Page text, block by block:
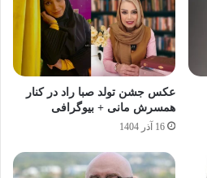
عکس جشن تولد صبا راد در کنار
همسرش مانی + بیوگرافی
16 آذر 1404